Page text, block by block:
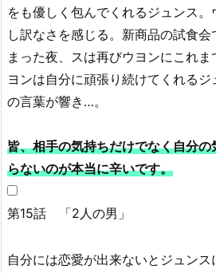
をも優しく包んでくれるジュンス
し訳なさを感じる。新商品の試食
まった夜、スは再びウヨンにこれ
ヨンは自分に頑張り続けてくれる
の言葉が響き…。
皆、相手の気持ちだけでなく自分
らないのが本当に辛いです。
第15話 「2人の男」
自分には恋愛が出来ないとジュンス